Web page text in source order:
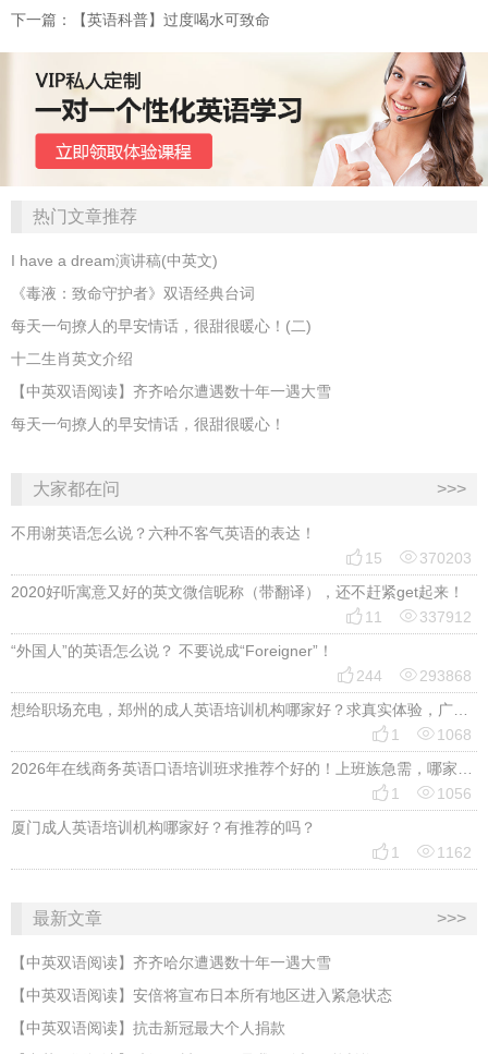
下一篇：【英语科普】过度喝水可致命
热门文章推荐
I have a dream演讲稿(中英文)
《毒液：致命守护者》双语经典台词
每天一句撩人的早安情话，很甜很暖心！(二)
十二生肖英文介绍
【中英双语阅读】齐齐哈尔遭遇数十年一遇大雪
每天一句撩人的早安情话，很甜很暖心！
大家都在问 >>>
不用谢英语怎么说？六种不客气英语的表达！
 15 370203
2020好听寓意又好的英文微信昵称（带翻译），还不赶紧get起来！
 11 337912
“外国人”的英语怎么说？ 不要说成“Foreigner”！
 244 293868
想给职场充电，郑州的成人英语培训机构哪家好？求真实体验，广告勿扰，感谢！
 1 1068
2026年在线商务英语口语培训班求推荐个好的！上班族急需，哪家好？
 1 1056
厦门成人英语培训机构哪家好？有推荐的吗？
 1 1162
最新文章 >>>
【中英双语阅读】齐齐哈尔遭遇数十年一遇大雪
【中英双语阅读】安倍将宣布日本所有地区进入紧急状态
【中英双语阅读】抗击新冠最大个人捐款